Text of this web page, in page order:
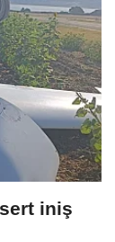
iniş